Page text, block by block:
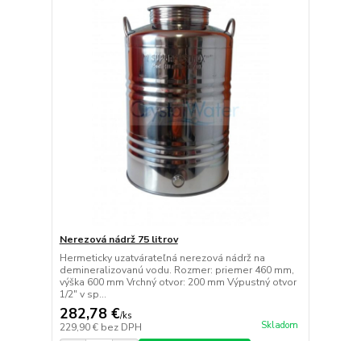
Nerezová nádrž 75 litrov
Hermeticky uzatvárateľná nerezová nádrž na
demineralizovanú vodu. Rozmer: priemer 460 mm,
výška 600 mm Vrchný otvor: 200 mm Výpustný otvor
1/2" v sp...
282,78 €/ks
229,90 € bez DPH Skladom